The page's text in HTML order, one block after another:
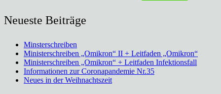
Neueste Beiträge
Minsterschreiben
Ministerschreiben „Omikron“ II + Leitfaden „Omikron“
Ministerschreiben „Omikron“ + Leitfaden Infektionsfall
Informationen zur Coronapandemie Nr.35
Neues in der Weihnachtszeit